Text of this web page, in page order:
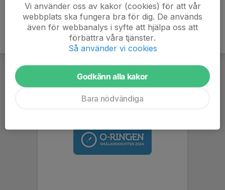
Vi använder oss av kakor (cookies) för att vår
webbplats ska fungera bra för dig. De används
även för webbanalys i syfte att hjälpa oss att
förbättra våra tjänster.
Så använder vi cookies
Godkänn alla kakor
Bara nödvändiga